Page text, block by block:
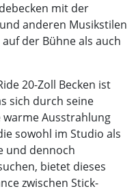
mit der
anderen Musikstilen
der Bühne als auch
20-Zoll Becken ist
sich durch seine
warme Ausstrahlung
sowohl im Studio als
und dennoch
bietet dieses
zwischen Stick-